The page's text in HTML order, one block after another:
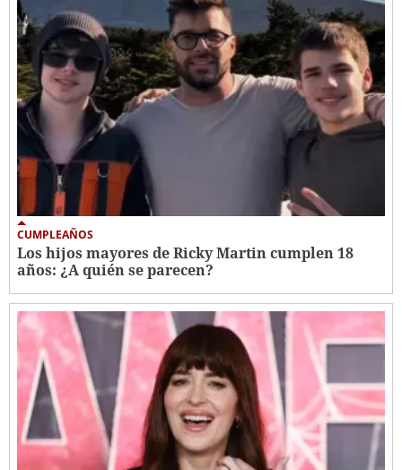
CUMPLEAÑOS
Los hijos mayores de Ricky Martin cumplen 18
años: ¿A quién se parecen?